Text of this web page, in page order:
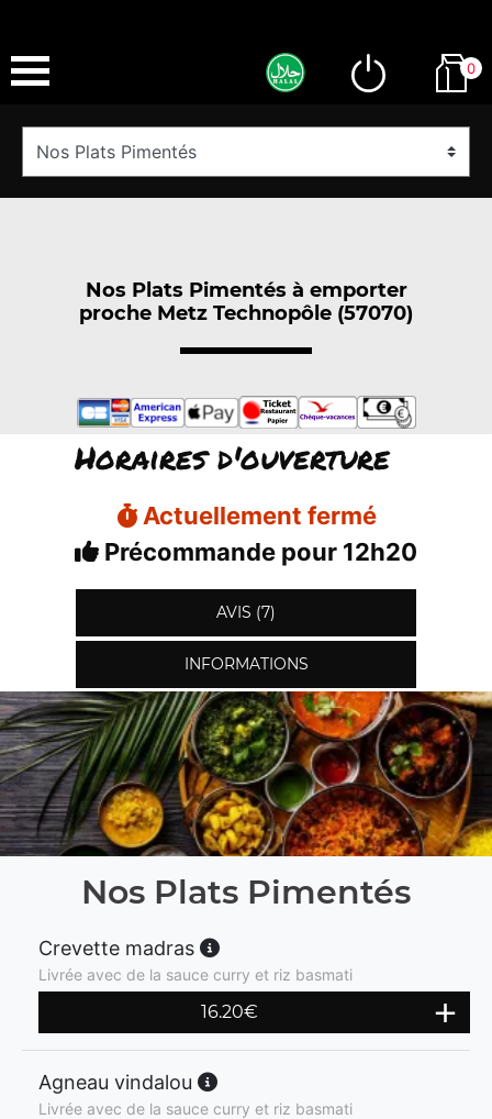
0
Nos Plats Pimentés à emporter
proche Metz Technopôle (57070)
Horaires d'ouverture
Actuellement fermé
Précommande pour 12h20
AVIS (7)
INFORMATIONS
Nos Plats Pimentés
Crevette madras
Livrée avec de la sauce curry et riz basmati
16.20€
Agneau vindalou
Livrée avec de la sauce curry et riz basmati